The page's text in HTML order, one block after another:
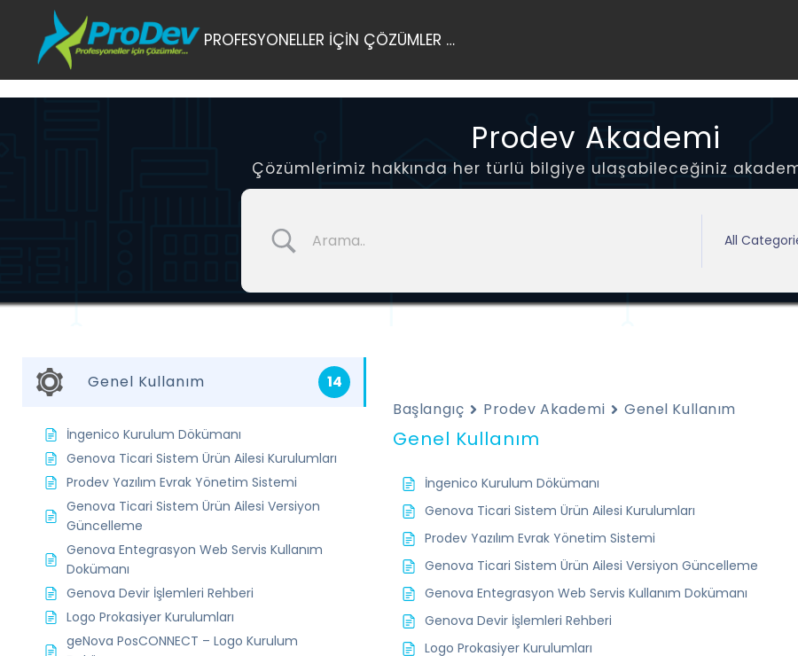
content
PROFESYONELLER İÇİN ÇÖZÜMLER …
Prodev Akademi
Çözümlerimiz hakkında her türlü bilgiye ulaşabileceğiniz
Genel Kullanım 14
İngenico Kurulum Dökümanı
Genova Ticari Sistem Ürün Ailesi Kurulumları
Prodev Yazılım Evrak Yönetim Sistemi
Genova Ticari Sistem Ürün Ailesi Versiyon
Güncelleme
Genova Entegrasyon Web Servis Kullanım
Dokümanı
Genova Devir İşlemleri Rehberi
Logo Prokasiyer Kurulumları
geNova PosCONNECT – Logo Kurulum
Başlangıç Prodev Akademi Genel Kullanım
Genel Kullanım
İngenico Kurulum Dökümanı
Genova Ticari Sistem Ürün Ailesi Kurulumları
Prodev Yazılım Evrak Yönetim Sistemi
Genova Ticari Sistem Ürün Ailesi Versiyon Güncelleme
Genova Entegrasyon Web Servis Kullanım Dokümanı
Genova Devir İşlemleri Rehberi
Logo Prokasiyer Kurulumları